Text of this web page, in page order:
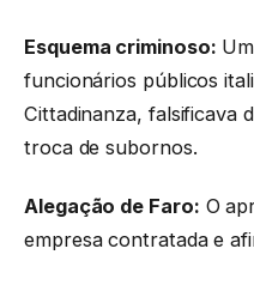
Esquema criminoso:
funcionários públicos
Cittadinanza, falsificava
troca de subornos.
Alegação de Faro: O
empresa contratada e